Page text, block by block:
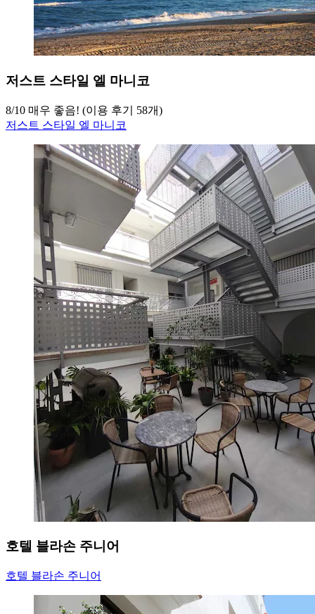
저스트 스타일 엘 마니코
8/10 매우 좋음! (이용 후기 58개)
저스트 스타일 엘 마니코
호텔 블라손 주니어
호텔 블라손 주니어